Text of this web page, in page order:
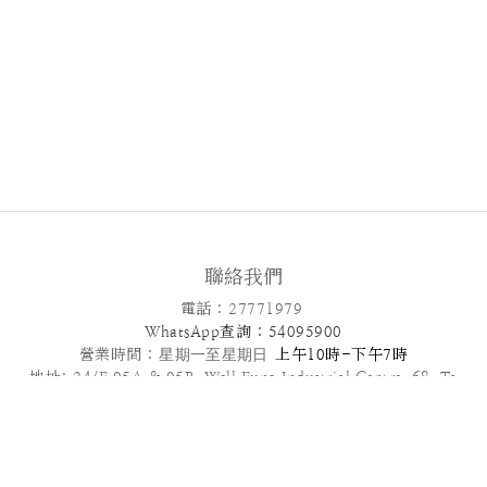
聯絡我們
電話 : 27771979
WhatsApp查詢 : 54095900
營業時間 :星期一至星期日
上午10時-下午7時
地址: 24/F,05A & 05B ,Well Fung Industrial Centre, 68 Ta